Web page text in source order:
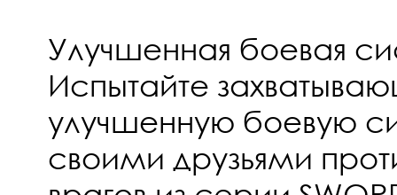
Улучшенная боевая
Испытайте
улучшенную боевую
своими друзьями